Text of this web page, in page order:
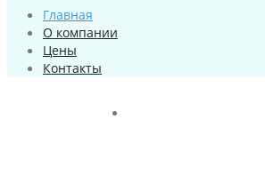
Главная
О компании
Цены
Контакты